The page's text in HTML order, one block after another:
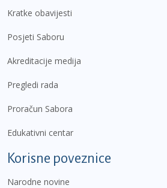
Kratke obavijesti
Posjeti Saboru
Akreditacije medija
Pregledi rada
Proračun Sabora
Edukativni centar
Korisne poveznice
Narodne novine